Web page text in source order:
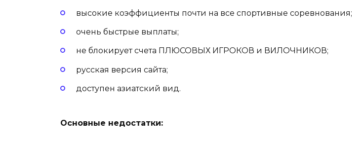
высокие коэффициенты почти на все спортивные соревнования;
очень быстрые выплаты;
не блокирует счета ПЛЮСОВЫХ ИГРОКОВ и ВИЛОЧНИКОВ;
русская версия сайта;
доступен азиатский вид.
Основные недостатки: